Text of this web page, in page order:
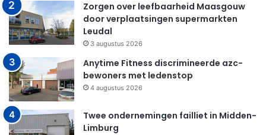
Zorgen over leefbaarheid Maasgouw
door verplaatsingen supermarkten
Leudal
3 augustus 2026
Anytime Fitness discrimineerde azc-
bewoners met ledenstop
4 augustus 2026
Twee ondernemingen failliet in Midden-
Limburg